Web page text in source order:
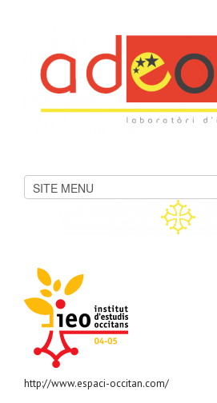
http://www.espaci-occitan.com/